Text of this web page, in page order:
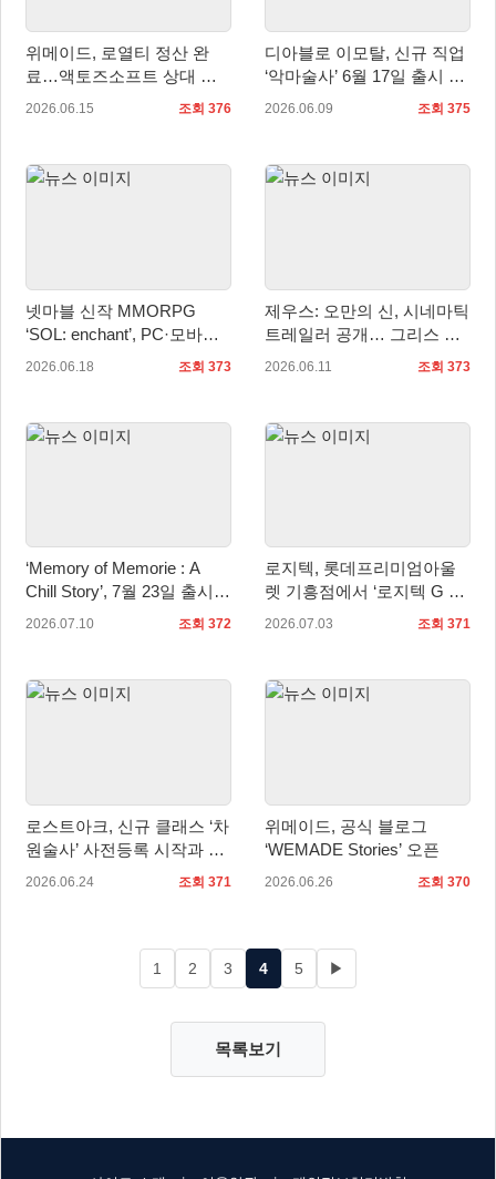
위메이드, 로열티 정산 완
료…액토즈소프트 상대 로
열티 지급 청구 소송 취하
2026.06.15 조회 376
디아블로 이모탈, 신규 직업
‘악마술사’ 6월 17일 출시 및
시네마틱 트레일러 공개
2026.06.09 조회 375
넷마블 신작 MMORPG
‘SOL: enchant’, PC·모바일
국내 정식 출시
2026.06.18 조회 373
제우스: 오만의 신, 시네마틱
트레일러 공개… 그리스 신
화 기반 서사 예고
2026.06.11 조회 373
‘Memory of Memorie : A
Chill Story’, 7월 23일 출시…
한국어 체험판 배포
2026.07.10 조회 372
로지텍, 롯데프리미엄아울
렛 기흥점에서 ‘로지텍 G 팝
업 스토어’ 오픈!
2026.07.03 조회 371
로스트아크, 신규 클래스 ‘차
원술사’ 사전등록 시작과 함
께 대규모 여름 이벤트 실시
2026.06.24 조회 371
위메이드, 공식 블로그
‘WEMADE Stories’ 오픈
2026.06.26 조회 370
1 2 3 4 5 ▶
목록보기